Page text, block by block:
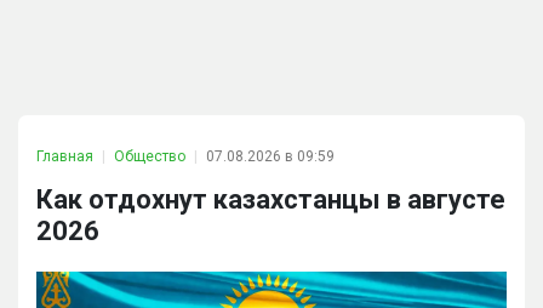
Главная Общество 07.08.2026 в 09:59
Как отдохнут казахстанцы в августе
2026